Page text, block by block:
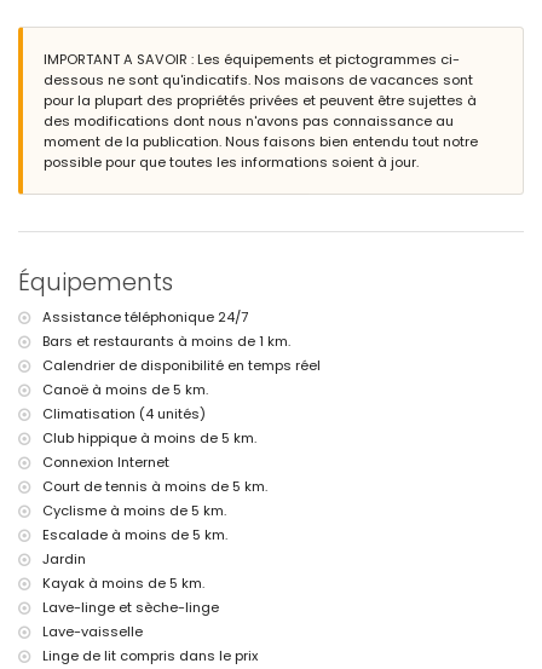
3 places de parking privées
Informations supplémentaires
ville la plus proche : Jávea (à moins de 3 kilomètres de la villa)
rive ou littoral le plus proche : Mediterráneo, Jávea (à moins de 4
kilomètres de la villa)
plage la plus proche : La Grava, Jávea (à moins de 4 kilomètres de la
port le plus proche : Aduanas del Mar (à moins de 5 kilomètres de la
aéroport le plus proche : Alicante (à moins de 100 kilomètres de la
villa)
deuxième aéroport le plus proche : Valence (à plus de 100 kilomètres)
interdiction de fumer
les animaux ne sont pas admis
L'hébergement est très adapté pour les familles avec enfants
Installations et services inclus dans le prix de location de la villa
internet (WiFi)
fer et planche à repasser
linge de lit et serviettes
service de réception et service d'urgence 24 heures sur 24
climatisation
Installations et services avec supplément
lit/berceau pour enfants (sur demande)
Divertissements et activités de loisirs pour vos vacances à Jávea,
Costa Blanca
IMPORTANT A SAVOIR : Les équipements et pictogrammes ci-
dessous ne sont qu'indicatifs. Nos maisons de vacances sont
pour la plupart des propriétés privées et peuvent être sujettes à
des modifications dont nous n'avons pas connaissance au
moment de la publication. Nous faisons bien entendu tout notre
possible pour que toutes les informations soient à jour.
Équipements
Assistance téléphonique 24/7
Bars et restaurants à moins de 1 km.
Calendrier de disponibilité en temps réel
Canoë à moins de 5 km.
Climatisation (4 unités)
Club hippique à moins de 5 km.
Connexion Internet
Court de tennis à moins de 5 km.
Cyclisme à moins de 5 km.
Escalade à moins de 5 km.
Jardin
Kayak à moins de 5 km.
Lave-linge et sèche-linge
Lave-vaisselle
Linge de lit compris dans le prix